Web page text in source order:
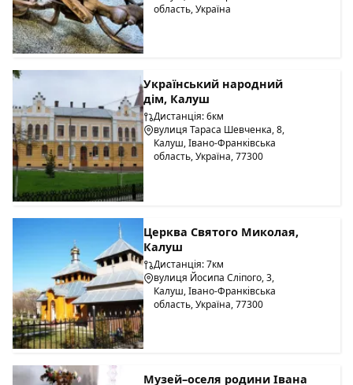
область, Україна
Український народний
дім, Калуш
Дистанція: 6км
вулиця Тараса Шевченка, 8,
Калуш, Івано-Франківська
область, Україна, 77300
Церква Святого Миколая,
Калуш
Дистанція: 7км
вулиця Йосипа Сліпого, 3,
Калуш, Івано-Франківська
область, Україна, 77300
Музей–оселя родини Івана